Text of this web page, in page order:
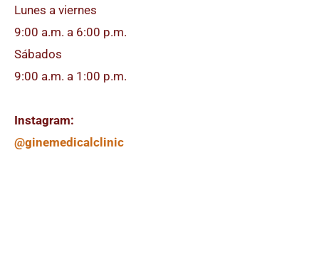
Lunes a viernes
9:00 a.m. a 6:00 p.m.
Sábados
9:00 a.m. a 1:00 p.m.
Instagram:
@ginemedicalclinic